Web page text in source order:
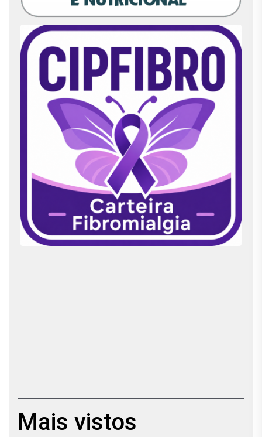
Mais vistos